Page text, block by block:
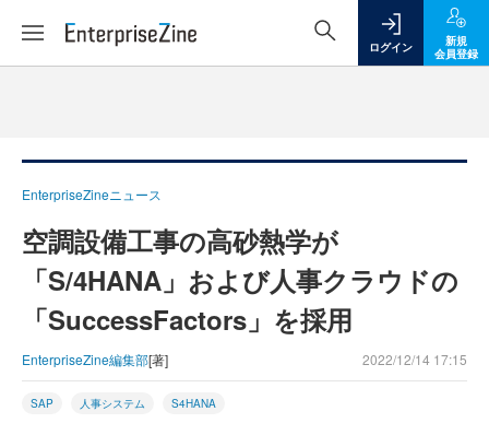
ログイン
新規
会員登録
EnterpriseZineニュース
空調設備工事の高砂熱学が
「S/4HANA」および人事クラウドの
「SuccessFactors」を採用
EnterpriseZine編集部[著] 2022/12/14 17:15
SAP 人事システム S4HANA